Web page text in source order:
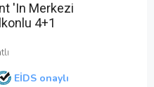
'in Merkezi
4+1
EİDS onaylı